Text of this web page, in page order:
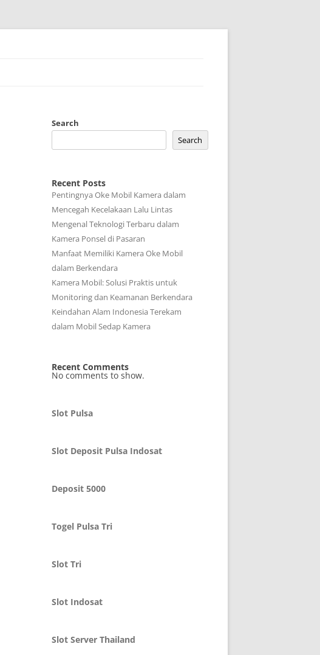
Search
Search
Recent Posts
Pentingnya Oke Mobil Kamera dalam
Mencegah Kecelakaan Lalu Lintas
Mengenal Teknologi Terbaru dalam
Kamera Ponsel di Pasaran
Manfaat Memiliki Kamera Oke Mobil
dalam Berkendara
Kamera Mobil: Solusi Praktis untuk
Monitoring dan Keamanan Berkendara
Keindahan Alam Indonesia Terekam
dalam Mobil Sedap Kamera
Recent Comments
No comments to show.
Slot Pulsa
Slot Deposit Pulsa Indosat
Deposit 5000
Togel Pulsa Tri
Slot Tri
Slot Indosat
Slot Server Thailand